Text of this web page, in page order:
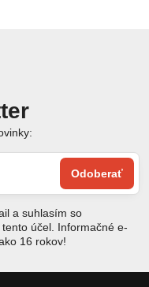
Odoberať
a suhlasím so
tento účel. Informačné e-
16 rokov!